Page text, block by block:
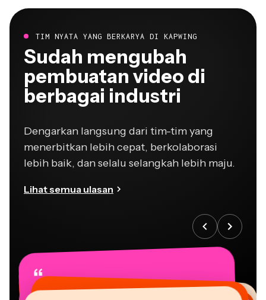
Sudah mengubah
pembuatan video di
berbagai industri
menerbitkan lebih cepat, berkolaborasi
lebih baik, dan selalu selangkah lebih maju.
“
“
“
“
“
“